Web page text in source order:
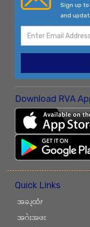
Sign up
and
Download RVA
Quick Links
အခၪ့ထံၭ
အဂဲးအဖး